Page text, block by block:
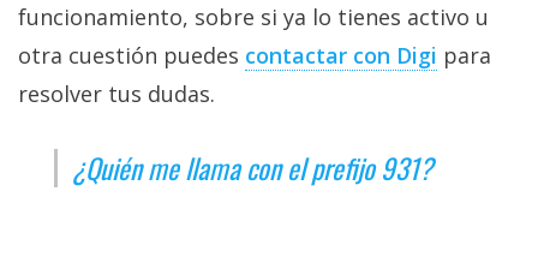
funcionamiento, sobre si ya lo tienes activo u
otra cuestión puedes contactar con Digi‎ para
resolver tus dudas.
¿Quién me llama con el prefijo 931?